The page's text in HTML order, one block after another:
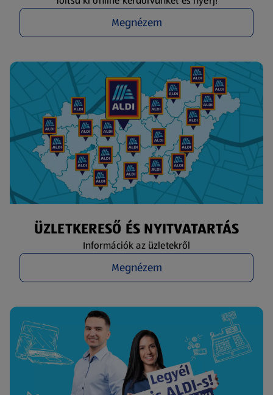
Megnézem
ÜZLETKERESŐ ÉS NYITVATARTÁS
Információk az üzletekről
Megnézem